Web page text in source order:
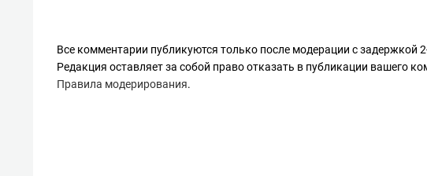
Все комментарии публикуются только после модерации с задержкой
Редакция оставляет за собой право отказать в публикации вашего
Правила модерирования.